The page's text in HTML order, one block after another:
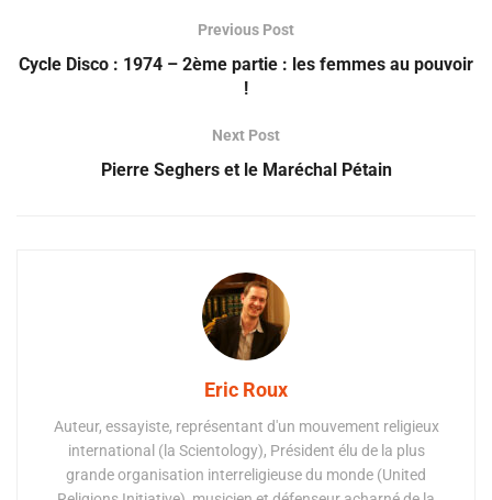
Previous Post
Cycle Disco : 1974 – 2ème partie : les femmes au pouvoir
!
Next Post
Pierre Seghers et le Maréchal Pétain
Eric Roux
Auteur, essayiste, représentant d'un mouvement religieux
international (la Scientology), Président élu de la plus
grande organisation interreligieuse du monde (United